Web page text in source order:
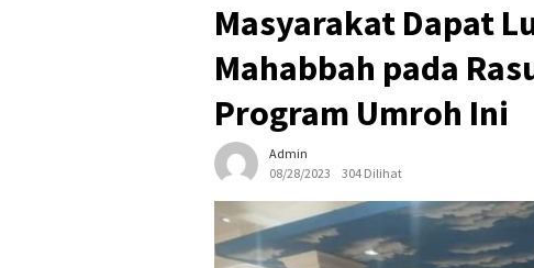
Masyarakat Dapat
Mahabbah pada
Program Umroh Ini
Admin
08/28/2023
304 Dilihat